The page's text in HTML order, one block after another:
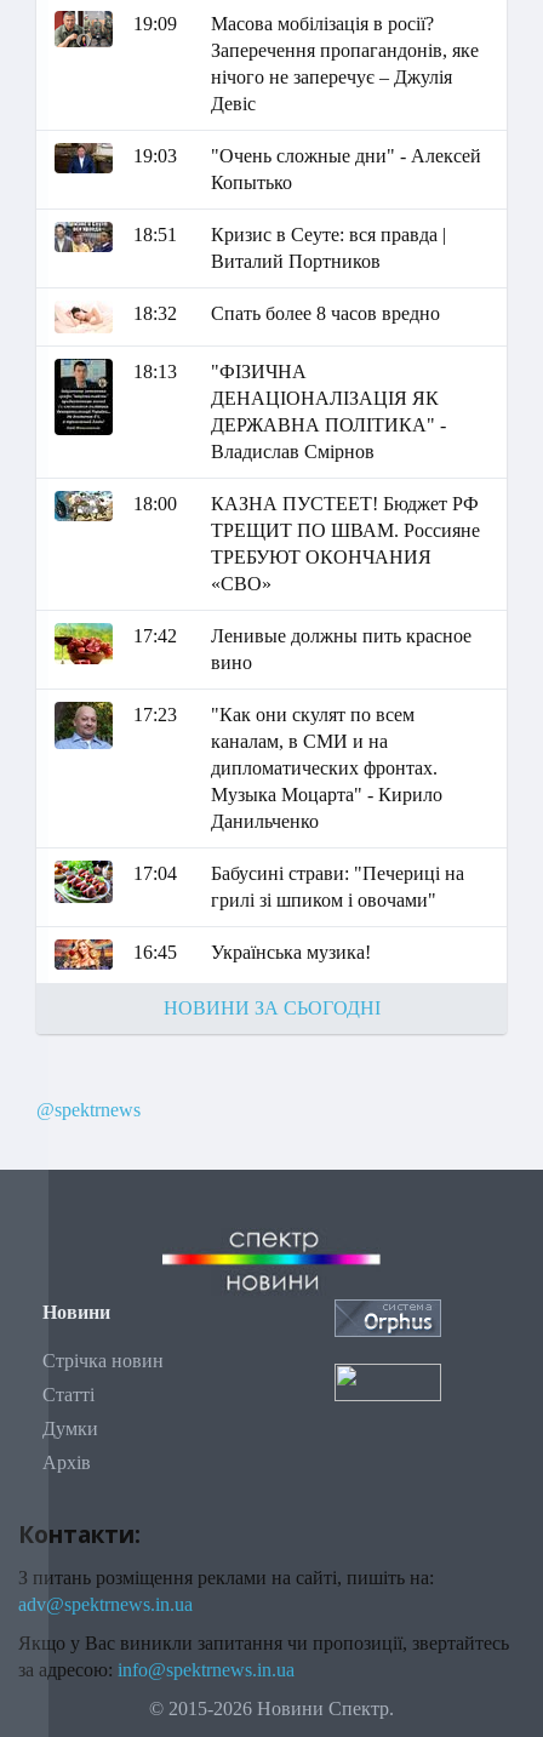
19:09
Масова мобілізація в росії?
Заперечення пропагандонів, яке
нічого не заперечує – Джулія
Девіс
19:03
"Очень сложные дни" - Алексей
Копытько
18:51
Кризис в Сеуте: вся правда |
Виталий Портников
18:32 Спать более 8 часов вредно
18:13
"ФІЗИЧНА
ДЕНАЦІОНАЛІЗАЦІЯ ЯК
ДЕРЖАВНА ПОЛІТИКА" -
Владислав Смірнов
18:00
КАЗНА ПУСТЕЕТ! Бюджет РФ
ТРЕЩИТ ПО ШВАМ. Россияне
ТРЕБУЮТ ОКОНЧАНИЯ
«СВО»
17:42
Ленивые должны пить красное
вино
17:23
"Как они скулят по всем
каналам, в СМИ и на
дипломатических фронтах.
Музыка Моцарта" - Кирило
Данильченко
17:04
Бабусині страви: "Печериці на
грилі зі шпиком і овочами"
16:45 Українська музика!
НОВИНИ ЗА СЬОГОДНІ
@spektrnews
Новини
Стрічка новин
Статті
Думки
Архів
Контакти:
З питань розміщення реклами на сайті, пишіть на:
adv@spektrnews.in.ua
Якщо у Вас виникли запитання чи пропозиції, звертайтесь
за адресою: info@spektrnews.in.ua
© 2015-2026 Новини Спектр.